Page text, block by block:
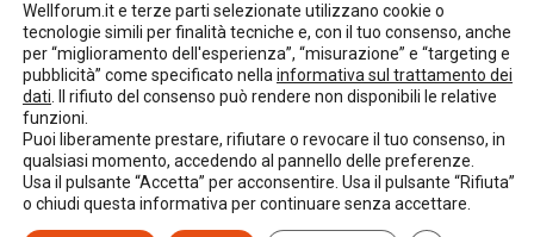
Copyright 2017–2026
Privacy Policy
Credits: LO Studio
Wellforum.it e terze parti selezionate utilizzano cookie o
tecnologie simili per finalità tecniche e, con il tuo consenso, anche
per “miglioramento dell'esperienza”, “misurazione” e “targeting e
pubblicità” come specificato nella informativa sul trattamento dei
dati . Il rifiuto del consenso può rendere non disponibili le relative
funzioni.
Puoi liberamente prestare, rifiutare o revocare il tuo consenso, in
qualsiasi momento, accedendo al pannello delle preferenze.
Usa il pulsante “Accetta” per acconsentire. Usa il pulsante “Rifiuta”
o chiudi questa informativa per continuare senza accettare.